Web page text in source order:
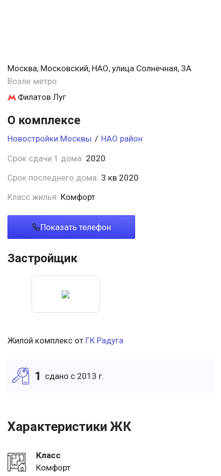
Москва, Московский, НАО, улица Солнечная, 3А
Возле метро:
Филатов Луг
О комплексе
Новостройки Москвы / НАО район
Срок сдачи 1 дома: 2020
Срок последнего дома: 3 кв 2020
Класс жилья: Комфорт
Показать телефон
Застройщик
Жилой комплекс от ГК Радуга
1 cдано c 2013 г.
Характеристики ЖК
Класс
Комфорт